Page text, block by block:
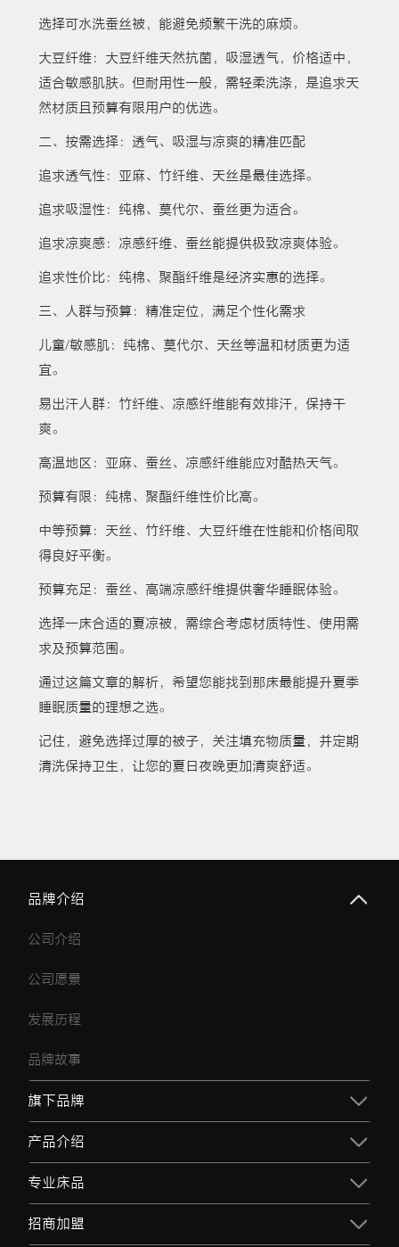
选择可水洗蚕丝被，能避免频繁干洗的麻烦。
大豆纤维：大豆纤维天然抗菌，吸湿透气，价格适中，
适合敏感肌肤。但耐用性一般，需轻柔洗涤，是追求天
然材质且预算有限用户的优选。
二、按需选择：透气、吸湿与凉爽的精准匹配
追求透气性：亚麻、竹纤维、天丝是最佳选择。
追求吸湿性：纯棉、莫代尔、蚕丝更为适合。
追求凉爽感：凉感纤维、蚕丝能提供极致凉爽体验。
追求性价比：纯棉、聚酯纤维是经济实惠的选择。
三、人群与预算：精准定位，满足个性化需求
儿童/敏感肌：纯棉、莫代尔、天丝等温和材质更为适
宜。
易出汗人群：竹纤维、凉感纤维能有效排汗，保持干
爽。
高温地区：亚麻、蚕丝、凉感纤维能应对酷热天气。
预算有限：纯棉、聚酯纤维性价比高。
中等预算：天丝、竹纤维、大豆纤维在性能和价格间取
得良好平衡。
预算充足：蚕丝、高端凉感纤维提供奢华睡眠体验。
选择一床合适的夏凉被，需综合考虑材质特性、使用需
求及预算范围。
通过这篇文章的解析，希望您能找到那床最能提升夏季
睡眠质量的理想之选。
记住，避免选择过厚的被子，关注填充物质量，并定期
清洗保持卫生，让您的夏日夜晚更加清爽舒适。
品牌介绍
公司介绍
公司愿景
发展历程
品牌故事
旗下品牌
产品介绍
专业床品
招商加盟